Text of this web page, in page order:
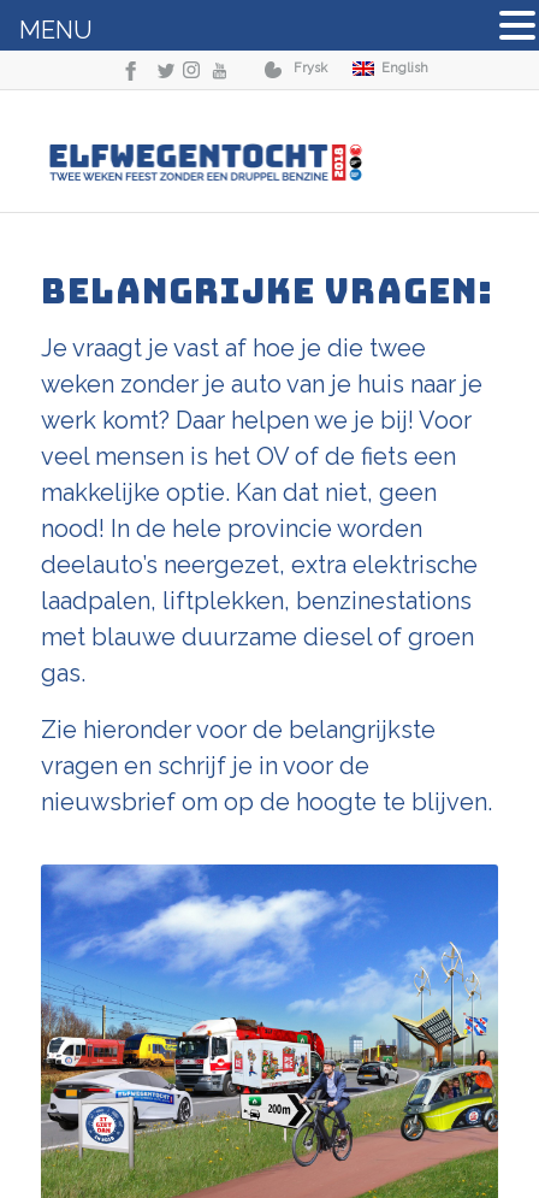
Frysk English
BELANGRIJKE VRAGEN:
Je vraagt je vast af hoe je die twee
weken zonder je auto van je huis naar je
werk komt? Daar helpen we je bij! Voor
veel mensen is het OV of de fiets een
makkelijke optie. Kan dat niet, geen
nood! In de hele provincie worden
deelauto’s neergezet, extra elektrische
laadpalen, liftplekken, benzinestations
met blauwe duurzame diesel of groen
gas.
Zie hieronder voor de belangrijkste
vragen en schrijf je in voor de
nieuwsbriefom op de hoogte te blijven.
MENU